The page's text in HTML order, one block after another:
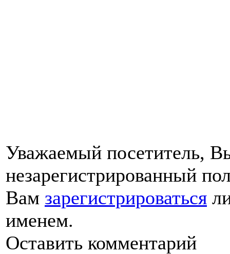
Уважаемый посетитель,
незарегистрированный
Вам зарегистрироваться
именем.
Оставить комментарий